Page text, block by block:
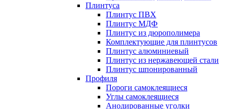
Плинтуса
Плинтус ПВХ
Плинтус МДФ
Плинтус из дюрополимера
Комплектующие для плинтусов
Плинтус алюминиевый
Плинтус из нержавеющей стали
Плинтус шпонированный
Профиля
Пороги самоклеящиеся
Углы самоклеящиеся
Анодированные уголки